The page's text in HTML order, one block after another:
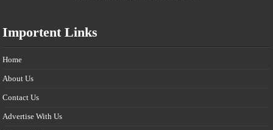
Importent Links
Home
About Us
Contact Us
Advertise With Us